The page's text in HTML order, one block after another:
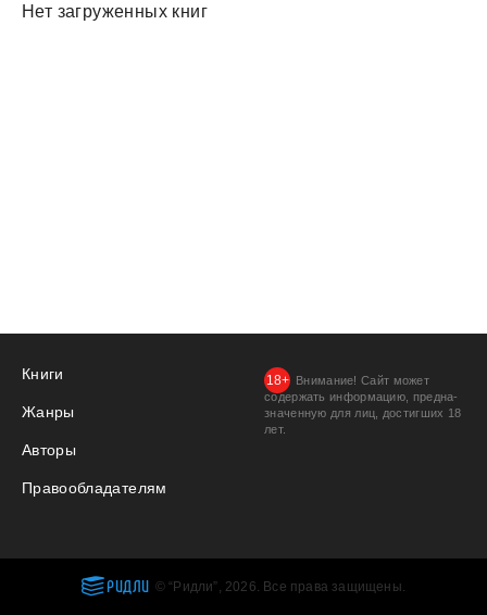
Нет загруженных книг
Книги
Жанры
Авторы
Правообладателям
Внимание! Сайт может
содержать информацию, предна­
значенную для лиц, дости­гших 18
лет.
РИДЛИ © “Ридли”, 2026. Все права защищены.